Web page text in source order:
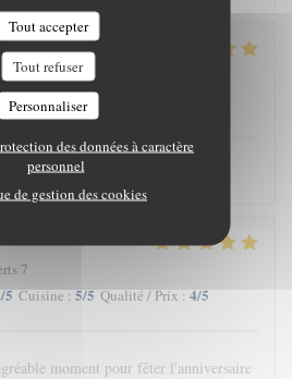
Tout accepter
Tout refuser
Personnaliser
des données à caractère
personnel
de gestion des cookies
3
/5 Cuisine: 5/5
7
/5 Cuisine:5/5 Qualité / Prix:4/5
moment pour fêter l'anniversaire